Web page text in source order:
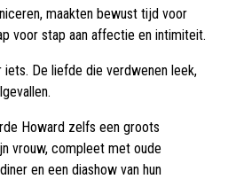
maakten bewust tijd voor
voor stap aan affectie en intimiteit.
iets. De liefde die verdwenen leek,
Howard zelfs een groots
vrouw, compleet met oude
en een diashow van hun